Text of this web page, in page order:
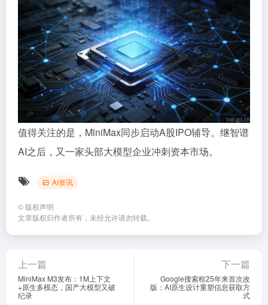
值得关注的是，MiniMax同步启动A股IPO辅导。继智谱
AI之后，又一家头部大模型企业冲刺资本市场。
AI资讯
© 版权声明
文章版权归作者所有，未经允许请勿转载。
上一篇
MiniMax M3发布：1M上下文
+原生多模态，国产大模型又破
纪录
下一篇
Google搜索框25年来首次改
版：AI原生设计重塑信息获取方
式